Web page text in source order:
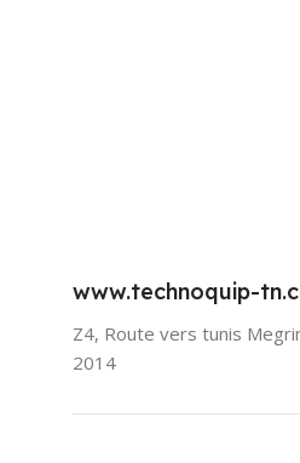
www.technoquip-
Z4, Route vers tunis
2014